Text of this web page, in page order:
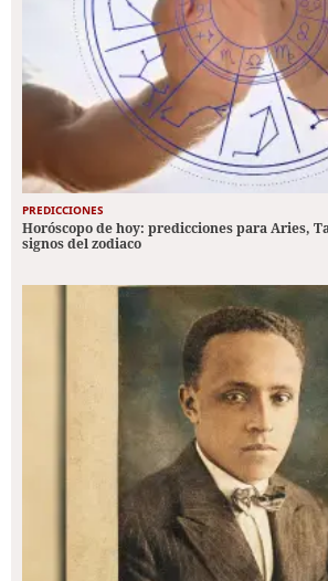
PREDICCIONES
Horóscopo de hoy: predicciones para Aries,
signos del zodiaco